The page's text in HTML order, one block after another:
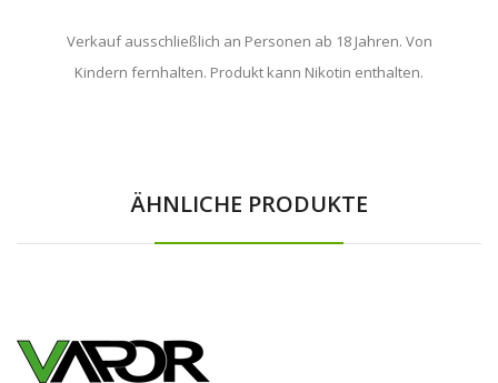
Verkauf ausschließlich an Personen ab 18 Jahren. Von
Kindern fernhalten. Produkt kann Nikotin enthalten.
ÄHNLICHE PRODUKTE